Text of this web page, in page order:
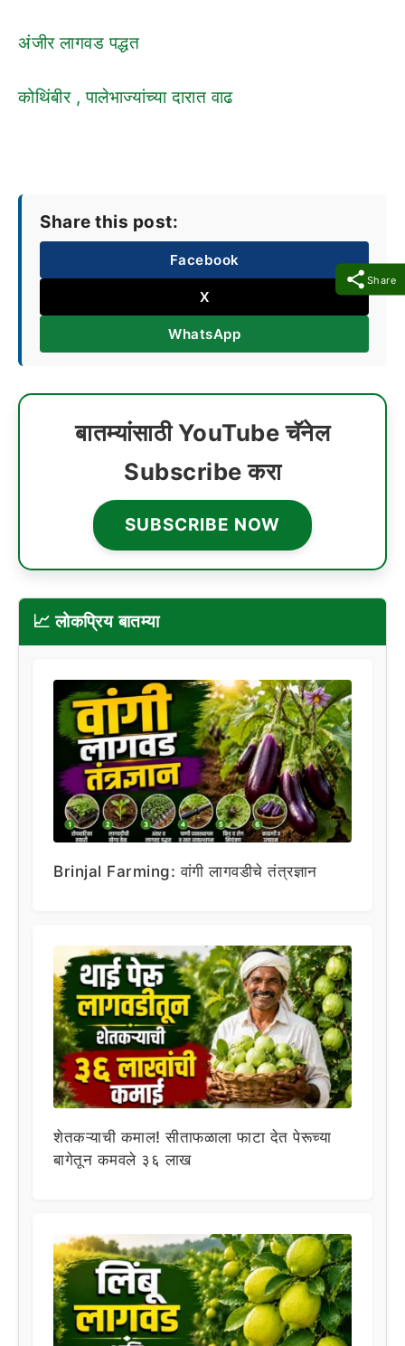
Share
अंजीर लागवड पद्धत
कोथिंबीर , पालेभाज्यांच्या दारात वाढ
Share this post:
Facebook
X
WhatsApp
बातम्यांसाठी YouTube चॅनेल
Subscribe करा
SUBSCRIBE NOW
📈 लोकप्रिय बातम्या
Brinjal Farming: वांगी लागवडीचे तंत्रज्ञान
शेतकऱ्याची कमाल! सीताफळाला फाटा देत पेरूच्या
बागेतून कमवले ३६ लाख